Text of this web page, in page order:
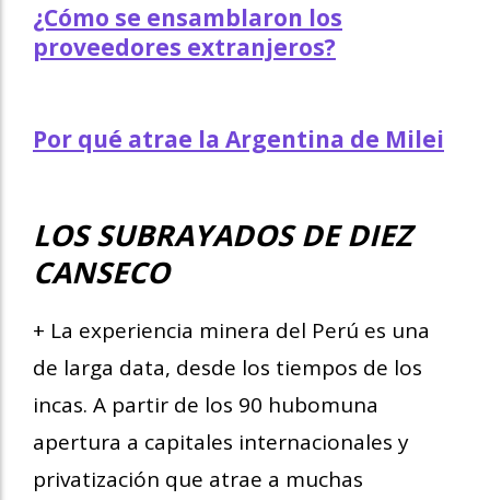
¿Cómo se ensamblaron los
proveedores extranjeros?
Por qué atrae la Argentina de Milei
LOS SUBRAYADOS DE DIEZ
CANSECO
+ La experiencia minera del Perú es una
de larga data, desde los tiempos de los
incas. A partir de los 90 hubomuna
apertura a capitales internacionales y
privatización que atrae a muchas